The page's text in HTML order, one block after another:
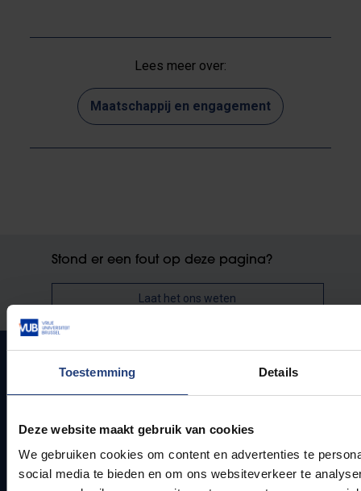
Toestemming Details
Deze website maakt gebruik van cookies
We gebruiken cookies om content en advertenties te
social media te bieden en om ons websiteverkeer te
Lees meer over:
Maatschappij en engagement
Stond er een fout op deze pagina?
Laat het ons weten
Snel naar
Webmail
Jobs
Lesroosters